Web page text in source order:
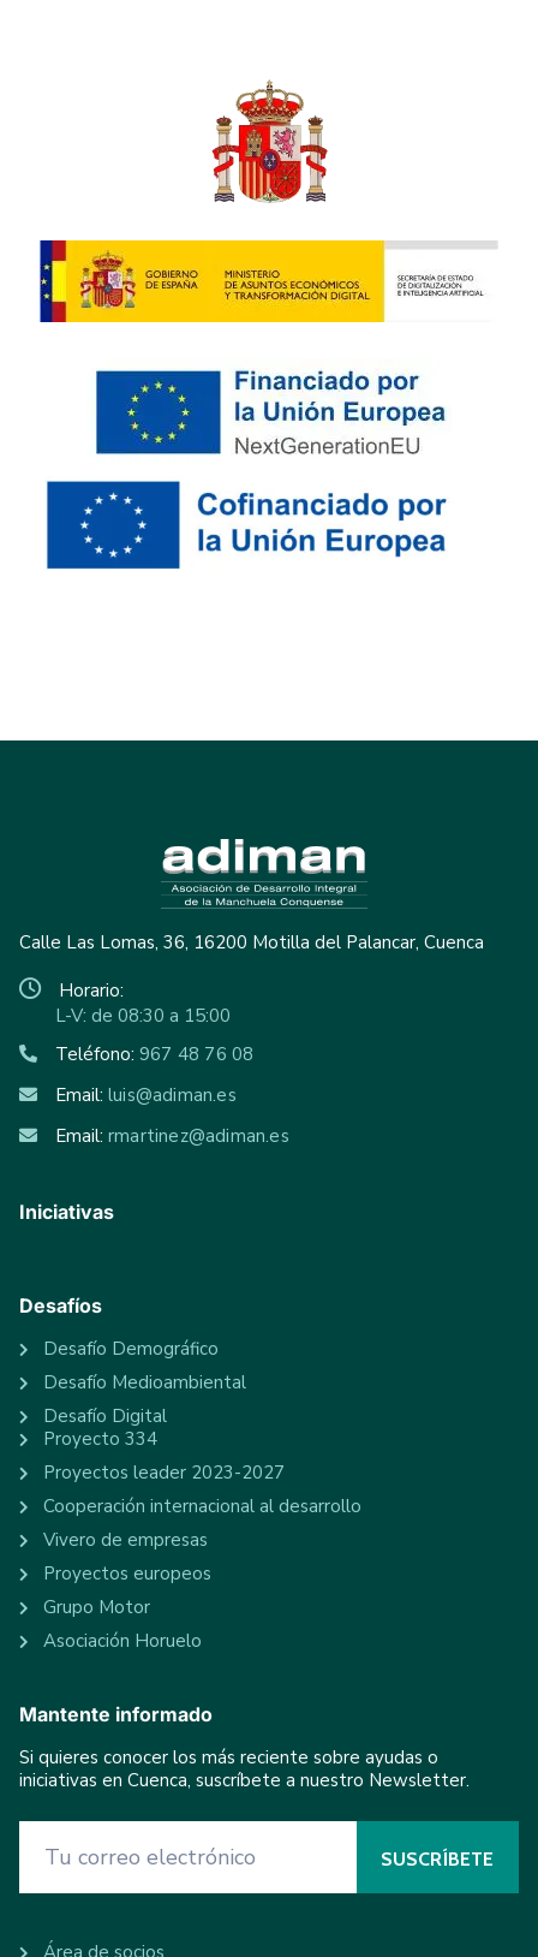
Calle Las Lomas, 36, 16200 Motilla del Palancar, Cuenca
Horario:
L-V: de 08:30 a 15:00
Teléfono: 967 48 76 08
Email: luis@adiman.es
Email: rmartinez@adiman.es
Iniciativas
Desafíos
Desafío Demográfico
Desafío Medioambiental
Desafío Digital
Proyecto 334
Proyectos leader 2023-2027
Cooperación internacional al desarrollo
Vivero de empresas
Proyectos europeos
Grupo Motor
Asociación Horuelo
Mantente informado
Si quieres conocer los más reciente sobre ayudas o
iniciativas en Cuenca, suscríbete a nuestro Newsletter.